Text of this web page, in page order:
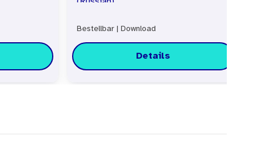
Bestellbar Download
Details